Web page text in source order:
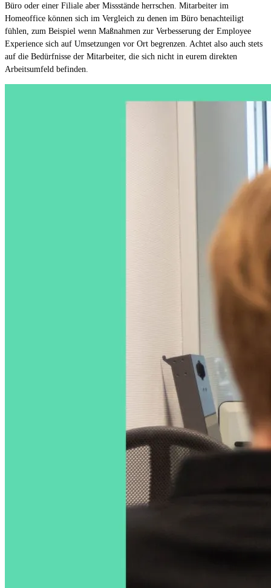
Büro oder einer Filiale aber Missstände herrschen. Mitarbeiter im
Homeoffice können sich im Vergleich zu denen im Büro benachteiligt
fühlen, zum Beispiel wenn Maßnahmen zur Verbesserung der Employee
Experience sich auf Umsetzungen vor Ort begrenzen. Achtet also auch stets
auf die Bedürfnisse der Mitarbeiter, die sich nicht in eurem direkten
Arbeitsumfeld befinden.